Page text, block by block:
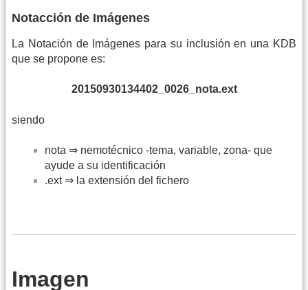
Notacción de Imágenes
La Notación de Imágenes para su inclusión en una KDB
que se propone es:
20150930134402_0026_nota.ext
siendo
nota ⇒ nemotécnico -tema, variable, zona- que
ayude a su identificación
.ext ⇒ la extensión del fichero
Imagen